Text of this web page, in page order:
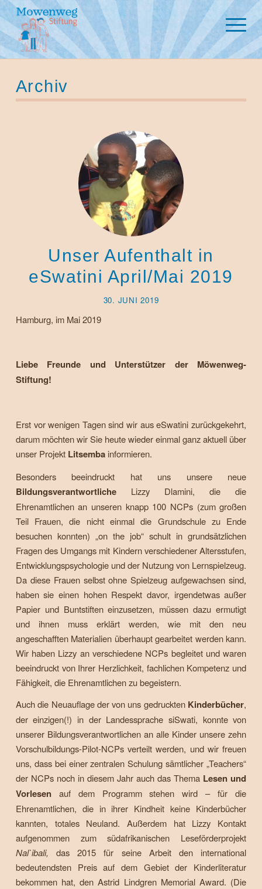
Archiv
Unser Aufenthalt in
eSwatini April/Mai 2019
30. JUNI 2019
Hamburg, im Mai 2019
Liebe Freunde und Unterstützer der Möwenweg-
Stiftung!
Erst vor wenigen Tagen sind wir aus eSwatini zurückgekehrt,
darum möchten wir Sie heute wieder einmal ganz aktuell über
unser Projekt Litsembainformieren.
Besonders beeindruckt hat uns unsere neue
BildungsverantwortlicheLizzy Dlamini, die die
Ehrenamtlichen an unseren knapp 100 NCPs (zum großen
Teil Frauen, die nicht einmal die Grundschule zu Ende
besuchen konnten) „on the job“ schult in grundsätzlichen
Fragen des Umgangs mit Kindern verschiedener Altersstufen,
Entwicklungspsychologie und der Nutzung von Lernspielzeug.
Da diese Frauen selbst ohne Spielzeug aufgewachsen sind,
haben sie einen hohen Respekt davor, irgendetwas außer
Papier und Buntstiften einzusetzen, müssen dazu ermutigt
und ihnen muss erklärt werden, wie mit den neu
angeschafften Materialien überhaupt gearbeitet werden kann.
Wir haben Lizzy an verschiedene NCPs begleitet und waren
beeindruckt von Ihrer Herzlichkeit, fachlichen Kompetenz und
Fähigkeit, die Ehrenamtlichen zu begeistern.
Auch die Neuauflage der von uns gedruckten Kinderbücher,
der einzigen(!) in der Landessprache siSwati, konnte von
unserer Bildungsverantwortlichen an alle Kinder unsere zehn
Vorschulbildungs-Pilot-NCPs verteilt werden, und wir freuen
uns, dass bei einer zentralen Schulung sämtlicher „Teachers“
der NCPs noch in diesem Jahr auch das Thema Lesen und
Vorlesenauf dem Programm stehen wird – für die
Ehrenamtlichen, die in ihrer Kindheit keine Kinderbücher
kannten, totales Neuland. Außerdem hat Lizzy Kontakt
aufgenommen zum südafrikanischen Leseförderprojekt
Nal`ibali, das 2015 für seine Arbeit den international
bedeutendsten Preis auf dem Gebiet der Kinderliteratur
bekommen hat, den Astrid Lindgren Memorial Award. (Die